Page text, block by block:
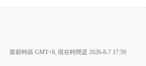
當前時區 GMT+8, 現在時間是 2026-8-7 17:59